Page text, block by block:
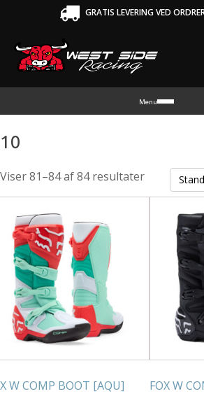
GRATIS LEVERING VED
Menu
10
Viser 81–84 af 84 resultater
W COMP BOOT [AQU]
FOX W
varianter.
vælges
varesiden